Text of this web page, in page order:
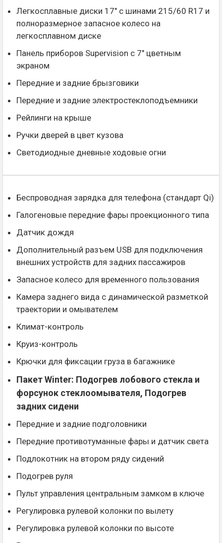
Легкосплавные диски 17" с шинами 215/60 R17 и
полноразмерное запасное колесо на
легкосплавном диске
Панель приборов Supervision с 7" цветным
экраном
Передние и задние брызговики
Передние и задние электростеклоподъемники
Рейлинги на крыше
Ручки дверей в цвет кузова
Светодиодные дневные ходовые огни
Беспроводная зарядка для телефона (стандарт Qi)
Галогеновые передние фары проекционного типа
Датчик дождя
Дополнительный разъем USB для подключения
внешних устройств для задних пассажиров
Запасное колесо для временного пользования
Камера заднего вида с динамической разметкой
траектории и омывателем
Климат-контроль
Круиз-контроль
Крючки для фиксации груза в багажнике
Пакет Winter: Подогрев лобового стекла и
форсунок стеклоомывателя, Подогрев
задних сидени
Передние и задние подголовники
Передние противотуманные фары и датчик света
Подлокотник на втором ряду сидений
Подогрев руля
Пульт управления центральным замком в ключе
Регулировка рулевой колонки по вылету
Регулировка рулевой колонки по высоте